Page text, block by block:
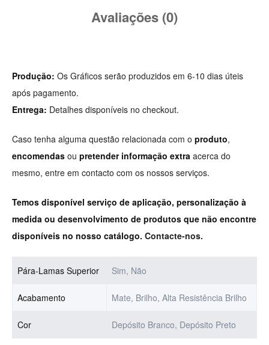
Avaliações (0)
Produção: Os Gráficos serão produzidos em 6-10 dias úteis
após pagamento.
Entrega: Detalhes disponíveis no checkout.
Caso tenha alguma questão relacionada com o produto,
encomendas ou pretender informação extra acerca do
mesmo, entre em contacto com os nossos serviços.
Temos disponível serviço de aplicação, personalização à
medida ou desenvolvimento de produtos que não encontre
disponíveis no nosso catálogo. Contacte-nos.
Pára-Lamas Superior Sim, Não
Acabamento Mate, Brilho, Alta Resistência Brilho
Cor Depósito Branco, Depósito Preto